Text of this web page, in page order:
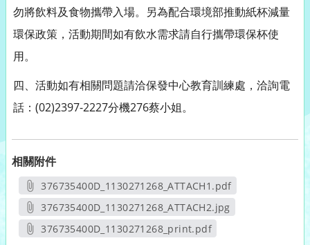
勿將飲料及食物攜帶入場。另為配合環境部推動紙杯減量
環保政策，活動期間如有飲水需求請自行攜帶環保杯使
用。
四、活動如有相關問題請洽保發中心教育訓練處，洽詢電
話：(02)2397-2227分機276蔡小姐。
相關附件
376735400D_1130271268_ATTACH1.pdf
另開新視窗
376735400D_1130271268_ATTACH2.jpg
另開新視窗
376735400D_1130271268_print.pdf